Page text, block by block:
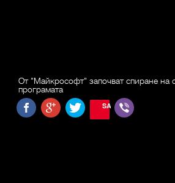
От "Майкрософт" започват спиране на
програмата
SAVE